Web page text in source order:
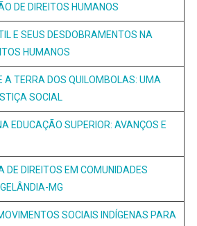
DE DIREITOS HUMANOS
E SEUS DESDOBRAMENTOS NA
HUMANOS
A TERRA DOS QUILOMBOLAS: UMA
SOCIAL
EDUCAÇÃO SUPERIOR: AVANÇOS E
DE DIREITOS EM COMUNIDADES
MG
SOCIAIS INDÍGENAS PARA